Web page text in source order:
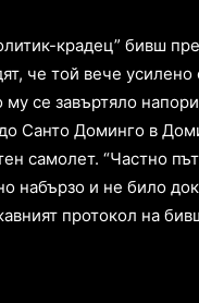
крадец” бивш
че той вече усилено
се завъртяло
Санто Доминго в
самолет. “Частно
набързо и не било
протокол на